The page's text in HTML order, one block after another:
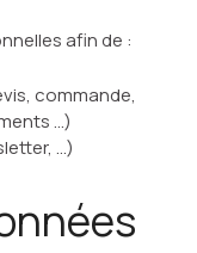
afin de :
commande,
…)
…)